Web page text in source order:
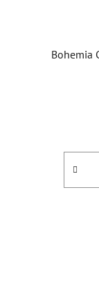
Bohemia